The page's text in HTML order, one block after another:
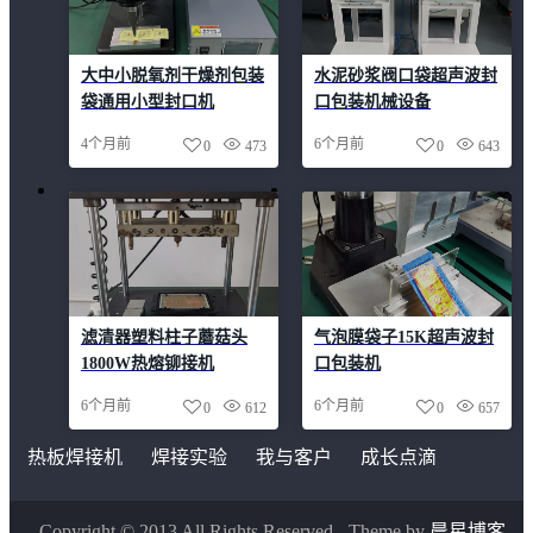
大中小脱氧剂干燥剂包装
袋通用小型封口机
4个月前 473
0
水泥砂浆阀口袋超声波封
口包装机械设备
6个月前 643
0
滤清器塑料柱子蘑菇头
1800W热熔铆接机
6个月前 612
0
气泡膜袋子15K超声波封
口包装机
6个月前 657
0
热板焊接机 焊接实验 我与客户 成长点滴